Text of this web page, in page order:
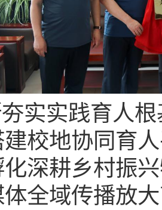
实实践育人
校地协同育
深耕乡村振
全域传播放